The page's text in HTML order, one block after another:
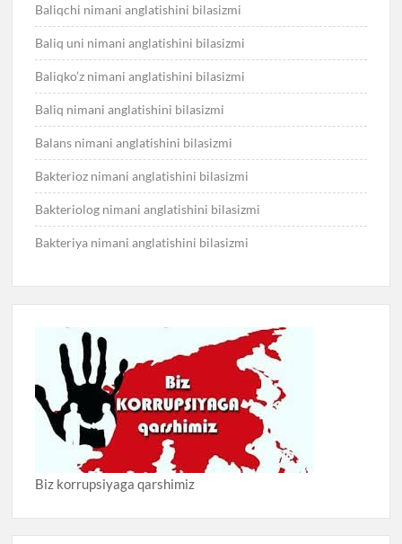
Baliqchi nimani anglatishini bilasizmi
Baliq uni nimani anglatishini bilasizmi
Baliqko’z nimani anglatishini bilasizmi
Baliq nimani anglatishini bilasizmi
Balans nimani anglatishini bilasizmi
Bakterioz nimani anglatishini bilasizmi
Bakteriolog nimani anglatishini bilasizmi
Bakteriya nimani anglatishini bilasizmi
Biz korrupsiyaga qarshimiz